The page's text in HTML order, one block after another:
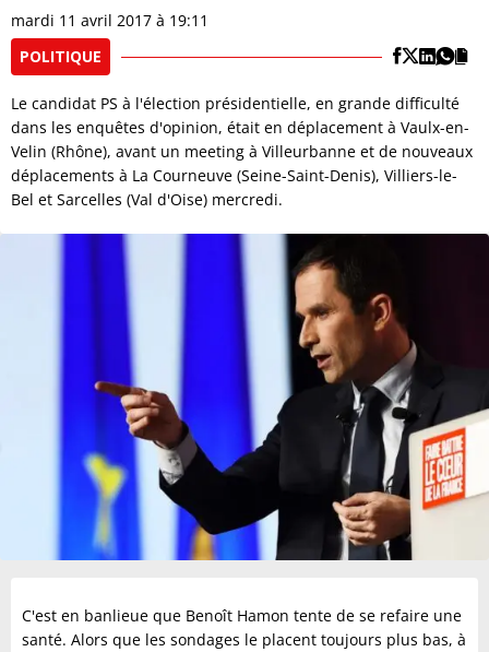
mardi 11 avril 2017 à 19:11
POLITIQUE
Le candidat PS à l'élection présidentielle, en grande difficulté
dans les enquêtes d'opinion, était en déplacement à Vaulx-en-
Velin (Rhône), avant un meeting à Villeurbanne et de nouveaux
déplacements à La Courneuve (Seine-Saint-Denis), Villiers-le-
Bel et Sarcelles (Val d'Oise) mercredi.
C'est en banlieue que Benoît Hamon tente de se refaire une
santé. Alors que les sondages le placent toujours plus bas, à